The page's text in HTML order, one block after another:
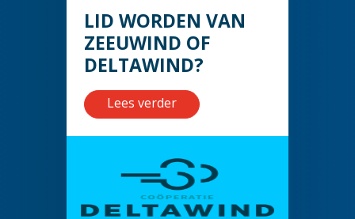
LID WORDEN VAN
ZEEUWIND OF
DELTAWIND?
Lees verder